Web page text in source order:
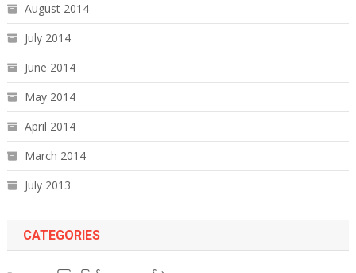
August 2014
July 2014
June 2014
May 2014
April 2014
March 2014
July 2013
CATEGORIES